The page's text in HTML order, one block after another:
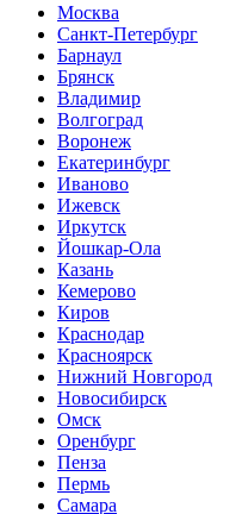
Москва
Санкт-Петербург
Барнаул
Брянск
Владимир
Волгоград
Воронеж
Екатеринбург
Иваново
Ижевск
Иркутск
Йошкар-Ола
Казань
Кемерово
Киров
Краснодар
Красноярск
Нижний Новгород
Новосибирск
Омск
Оренбург
Пенза
Пермь
Самара